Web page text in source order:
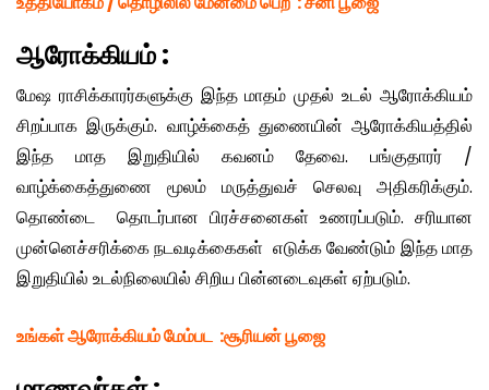
ஆரோக்கியம்:
மேஷ ராசிக்காரர்களுக்கு இந்த மாதம் முதல் உடல் ஆரோக்கியம்
சிறப்பாக இருக்கும். வாழ்க்கைத் துணையின் ஆரோக்கியத்தில்
இந்த மாத இறுதியில் கவனம் தேவை. பங்குதாரர் /
வாழ்க்கைத்துணை மூலம் மருத்துவச் செலவு அதிகரிக்கும்.
தொண்டை தொடர்பான பிரச்சனைகள் உணரப்படும். சரியான
முன்னெச்சரிக்கை நடவடிக்கைகள் எடுக்க வேண்டும் இந்த மாத
இறுதியில் உடல்நிலையில் சிறிய பின்னடைவுகள் ஏற்படும்.
உங்கள் ஆரோக்கியம் மேம்பட :சூரியன் பூஜை